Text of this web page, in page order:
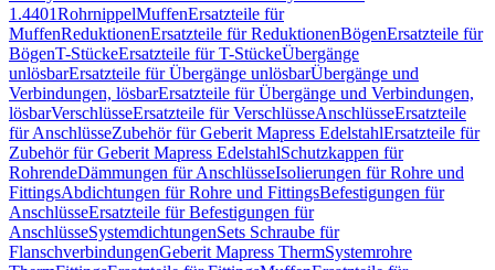
1.4401RohrnippelMuffenErsatzteile für
MuffenReduktionenErsatzteile für ReduktionenBögenErsatzteile für
BögenT-StückeErsatzteile für T-StückeÜbergänge
unlösbarErsatzteile für Übergänge unlösbarÜbergänge und
Verbindungen, lösbarErsatzteile für Übergänge und Verbindungen,
lösbarVerschlüsseErsatzteile für VerschlüsseAnschlüsseErsatzteile
für AnschlüsseZubehör für Geberit Mapress EdelstahlErsatzteile für
Zubehör für Geberit Mapress EdelstahlSchutzkappen für
RohrendeDämmungen für AnschlüsseIsolierungen für Rohre und
FittingsAbdichtungen für Rohre und FittingsBefestigungen für
AnschlüsseErsatzteile für Befestigungen für
AnschlüsseSystemdichtungenSets Schraube für
FlanschverbindungenGeberit Mapress ThermSystemrohre